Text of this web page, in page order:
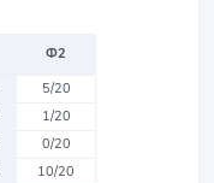
Ф2
5/20
1/20
0/20
10/20